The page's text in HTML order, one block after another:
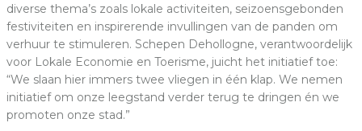
diverse thema’s zoals lokale activiteiten, seizoensgebonden
festiviteiten en inspirerende invullingen van de panden om
verhuur te stimuleren. Schepen Dehollogne, verantwoordelijk
voor Lokale Economie en Toerisme, juicht het initiatief toe:
“We slaan hier immers twee vliegen in één klap. We nemen
initiatief om onze leegstand verder terug te dringen én we
promoten onze stad.”